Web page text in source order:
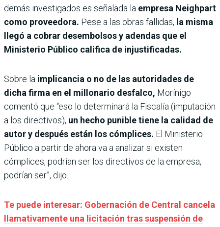
demás investigados es señalada la empresa Neighpart
como proveedora. Pese a las obras fallidas, la misma
llegó a cobrar desembolsos y adendas que el
Ministerio Público califica de injustificadas.
Sobre la implicancia o no de las autoridades de
dicha firma en el millonario desfalco, Morínigo
comentó que “eso lo determinará la Fiscalía (imputación
a los directivos), un hecho punible tiene la calidad de
autor y después están los cómplices. El Ministerio
Público a partir de ahora va a analizar si existen
cómplices, podrían ser los directivos de la empresa,
podrían ser”, dijo.
Te puede interesar: Gobernación de Central cancela
llamativamente una licitación tras suspensión de